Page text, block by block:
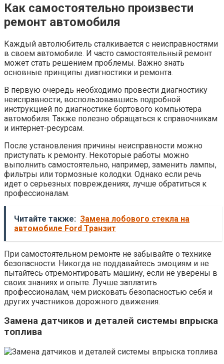
Как самостоятельно произвести
ремонт автомобиля
Каждый автолюбитель сталкивается с неисправностями
в своем автомобиле. И часто самостоятельный ремонт
может стать решением проблемы. Важно знать
основные принципы диагностики и ремонта.
В первую очередь необходимо провести диагностику
неисправности, воспользовавшись подробной
инструкцией по диагностике бортового компьютера
автомобиля. Также полезно обращаться к справочникам
и интернет-ресурсам.
После установления причины неисправности можно
приступать к ремонту. Некоторые работы можно
выполнить самостоятельно, например, заменить лампы,
фильтры или тормозные колодки. Однако если речь
идет о серьезных повреждениях, лучше обратиться к
профессионалам.
Читайте также: Замена лобового стекла на
автомобиле Ford Транзит
При самостоятельном ремонте не забывайте о технике
безопасности. Никогда не поддавайтесь эмоциям и не
пытайтесь отремонтировать машину, если не уверены в
своих знаниях и опыте. Лучше заплатить
профессионалам, чем рисковать безопасностью себя и
других участников дорожного движения.
Замена датчиков и деталей системы впрыска
топлива